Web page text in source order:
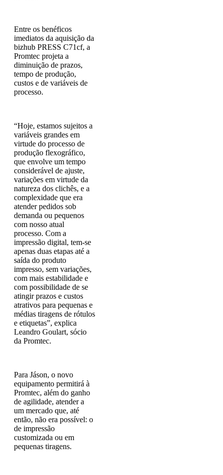
Entre os benéficos
imediatos da aquisição da
bizhub PRESS C71cf, a
Promtec projeta a
diminuição de prazos,
tempo de produção,
custos e de variáveis de
processo.
“Hoje, estamos sujeitos a
variáveis grandes em
virtude do processo de
produção flexográfico,
que envolve um tempo
considerável de ajuste,
variações em virtude da
natureza dos clichês, e a
complexidade que era
atender pedidos sob
demanda ou pequenos
com nosso atual
processo. Com a
impressão digital, tem-se
apenas duas etapas até a
saída do produto
impresso, sem variações,
com mais estabilidade e
com possibilidade de se
atingir prazos e custos
atrativos para pequenas e
médias tiragens de rótulos
e etiquetas”, explica
Leandro Goulart, sócio
da Promtec.
Para Jáson, o novo
equipamento permitirá à
Promtec, além do ganho
de agilidade, atender a
um mercado que, até
então, não era possível: o
de impressão
customizada ou em
pequenas tiragens.